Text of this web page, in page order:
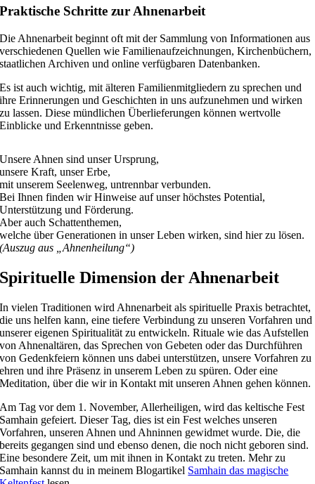
Praktische Schritte zur Ahnenarbeit
Die Ahnenarbeit beginnt oft mit der Sammlung von Informationen aus
verschiedenen Quellen wie Familienaufzeichnungen, Kirchenbüchern,
staatlichen Archiven und online verfügbaren Datenbanken.
Es ist auch wichtig, mit älteren Familienmitgliedern zu sprechen und
ihre Erinnerungen und Geschichten in uns aufzunehmen und wirken
zu lassen. Diese mündlichen Überlieferungen können wertvolle
Einblicke und Erkenntnisse geben.
Unsere Ahnen sind unser Ursprung,
unsere Kraft, unser Erbe,
mit unserem Seelenweg, untrennbar verbunden.
Bei Ihnen finden wir Hinweise auf unser höchstes Potential,
Unterstützung und Förderung.
Aber auch Schattenthemen,
welche über Generationen in unser Leben wirken, sind hier zu lösen.
(Auszug aus „Ahnenheilung“)
Spirituelle Dimension der Ahnenarbeit
In vielen Traditionen wird Ahnenarbeit als spirituelle Praxis betrachtet,
die uns helfen kann, eine tiefere Verbindung zu unseren Vorfahren und
unserer eigenen Spiritualität zu entwickeln. Rituale wie das Aufstellen
von Ahnenaltären, das Sprechen von Gebeten oder das Durchführen
von Gedenkfeiern können uns dabei unterstützen, unsere Vorfahren zu
ehren und ihre Präsenz in unserem Leben zu spüren. Oder eine
Meditation, über die wir in Kontakt mit unseren Ahnen gehen können.
Am Tag vor dem 1. November, Allerheiligen, wird das keltische Fest
Samhain gefeiert. Dieser Tag, dies ist ein Fest welches unseren
Vorfahren, unseren Ahnen und Ahninnen gewidmet wurde. Die, die
bereits gegangen sind und ebenso denen, die noch nicht geboren sind.
Eine besondere Zeit, um mit ihnen in Kontakt zu treten. Mehr zu
Samhain kannst du in meinem Blogartikel Samhain das magische